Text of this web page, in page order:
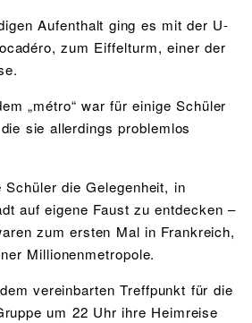
Aufenthalt ging es mit der U-
zum Eiffelturm, einer der
„métro“ war für einige Schüler
sie allerdings problemlos
Schüler die Gelegenheit, in
auf eigene Faust zu entdecken –
zum ersten Mal in Frankreich,
Millionenmetropole.
vereinbarten Treffpunkt für die
um 22 Uhr ihre Heimreise